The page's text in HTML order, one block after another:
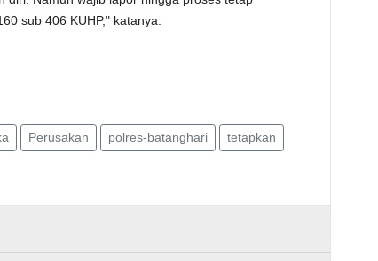
sub 406 KUHP," katanya.
Perusakan polres-batanghari tetapkan